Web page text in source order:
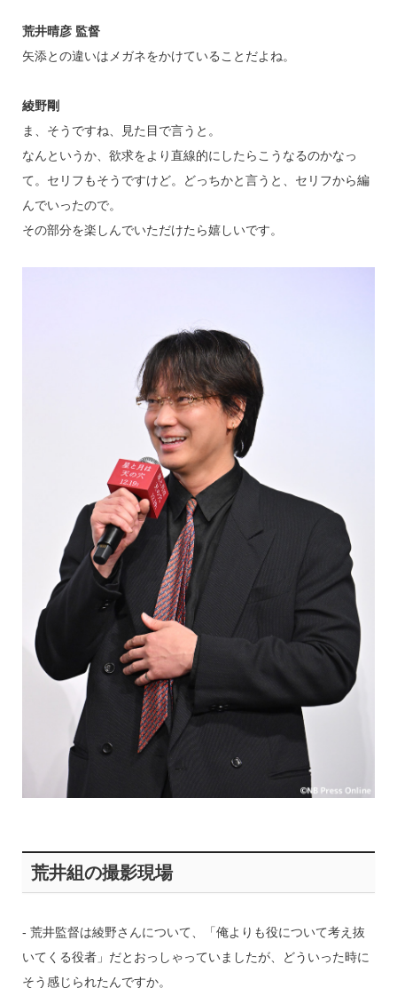
荒井晴彦 監督
矢添との違いはメガネをかけていることだよね。
綾野剛
ま、そうですね、見た目で言うと。
なんというか、欲求をより直線的にしたらこうなるのかなっ
て。セリフもそうですけど。どっちかと言うと、セリフから編
んでいったので。
その部分を楽しんでいただけたら嬉しいです。
荒井組の撮影現場
‐ 荒井監督は綾野さんについて、「俺よりも役について考え抜
いてくる役者」だとおっしゃっていましたが、どういった時に
そう感じられたんですか。